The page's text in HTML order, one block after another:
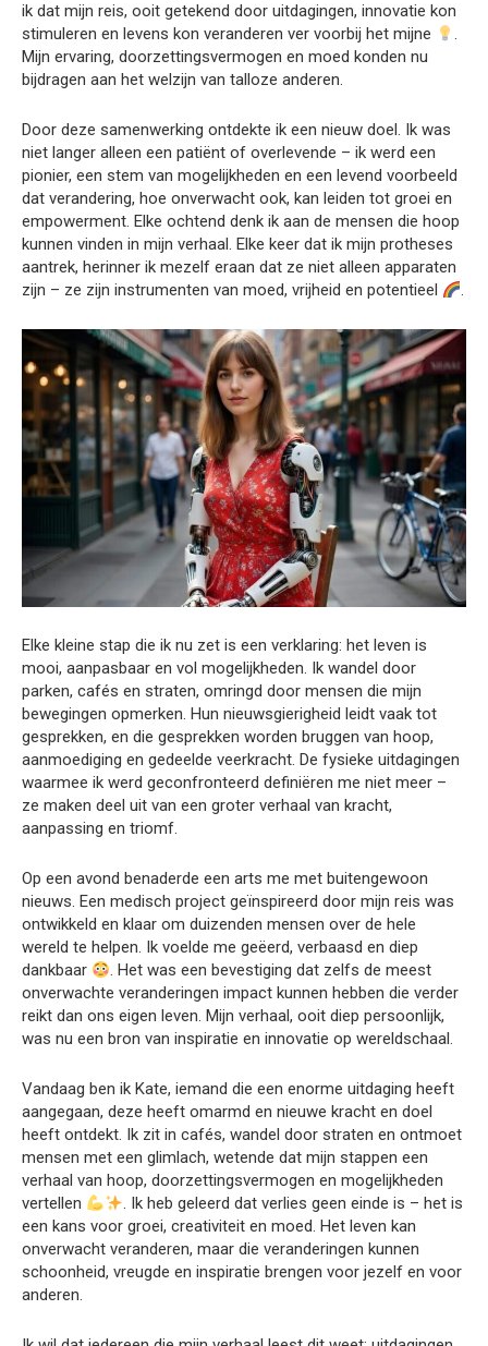
ik dat mijn reis, ooit getekend door uitdagingen, innovatie kon
stimuleren en levens kon veranderen ver voorbij het mijne
.
Mijn ervaring, doorzettingsvermogen en moed konden nu
bijdragen aan het welzijn van talloze anderen.
Door deze samenwerking ontdekte ik een nieuw doel. Ik was
niet langer alleen een patiënt of overlevende – ik werd een
pionier, een stem van mogelijkheden en een levend voorbeeld
dat verandering, hoe onverwacht ook, kan leiden tot groei en
empowerment. Elke ochtend denk ik aan de mensen die hoop
kunnen vinden in mijn verhaal. Elke keer dat ik mijn protheses
aantrek, herinner ik mezelf eraan dat ze niet alleen apparaten
zijn – ze zijn instrumenten van moed, vrijheid en potentieel
.
Elke kleine stap die ik nu zet is een verklaring: het leven is
mooi, aanpasbaar en vol mogelijkheden. Ik wandel door
parken, cafés en straten, omringd door mensen die mijn
bewegingen opmerken. Hun nieuwsgierigheid leidt vaak tot
gesprekken, en die gesprekken worden bruggen van hoop,
aanmoediging en gedeelde veerkracht. De fysieke uitdagingen
waarmee ik werd geconfronteerd definiëren me niet meer –
ze maken deel uit van een groter verhaal van kracht,
aanpassing en triomf.
Op een avond benaderde een arts me met buitengewoon
nieuws. Een medisch project geïnspireerd door mijn reis was
ontwikkeld en klaar om duizenden mensen over de hele
wereld te helpen. Ik voelde me geëerd, verbaasd en diep
dankbaar
. Het was een bevestiging dat zelfs de meest
onverwachte veranderingen impact kunnen hebben die verder
reikt dan ons eigen leven. Mijn verhaal, ooit diep persoonlijk,
was nu een bron van inspiratie en innovatie op wereldschaal.
Vandaag ben ik Kate, iemand die een enorme uitdaging heeft
aangegaan, deze heeft omarmd en nieuwe kracht en doel
heeft ontdekt. Ik zit in cafés, wandel door straten en ontmoet
mensen met een glimlach, wetende dat mijn stappen een
verhaal van hoop, doorzettingsvermogen en mogelijkheden
vertellen
. Ik heb geleerd dat verlies geen einde is – het is
een kans voor groei, creativiteit en moed. Het leven kan
onverwacht veranderen, maar die veranderingen kunnen
schoonheid, vreugde en inspiratie brengen voor jezelf en voor
anderen.